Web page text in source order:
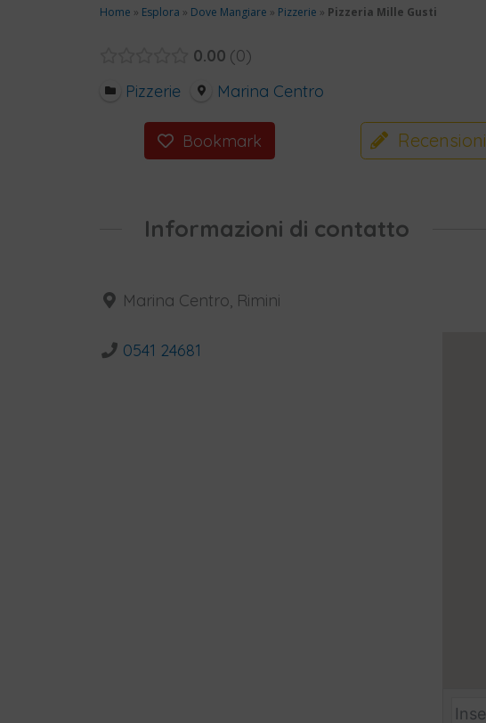
Home » Esplora » Dove Mangiare » Pizzerie » Pizzeria Mille Gusti
0.00 0
Pizzerie
Marina Centro
Bookmark Recensioni
Informazioni di contatto
Marina Centro, Rimini
0541 24681